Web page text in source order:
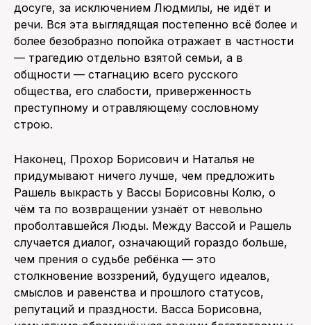
досуге, за исключением Людмилы, не идёт и
речи. Вся эта выглядящая постепенно всё более и
более безобразно попойка отражает в частности
— трагедию отдельно взятой семьи, а в
общности — стагнацию всего русского
общества, его слабости, приверженность
преступному и отравляющему сословному
строю.
Наконец, Прохор Борисович и Наталья не
придумывают ничего лучше, чем предложить
Рашель выкрасть у Вассы Борисовны Колю, о
чём та по возвращении узнаёт от невольно
проболтавшейся Люды. Между Вассой и Рашель
случается диалог, означающий гораздо больше,
чем прения о судьбе ребёнка — это
столкновение воззрений, будущего идеалов,
смыслов и равенства и прошлого статусов,
репутаций и праздности. Васса Борисовна,